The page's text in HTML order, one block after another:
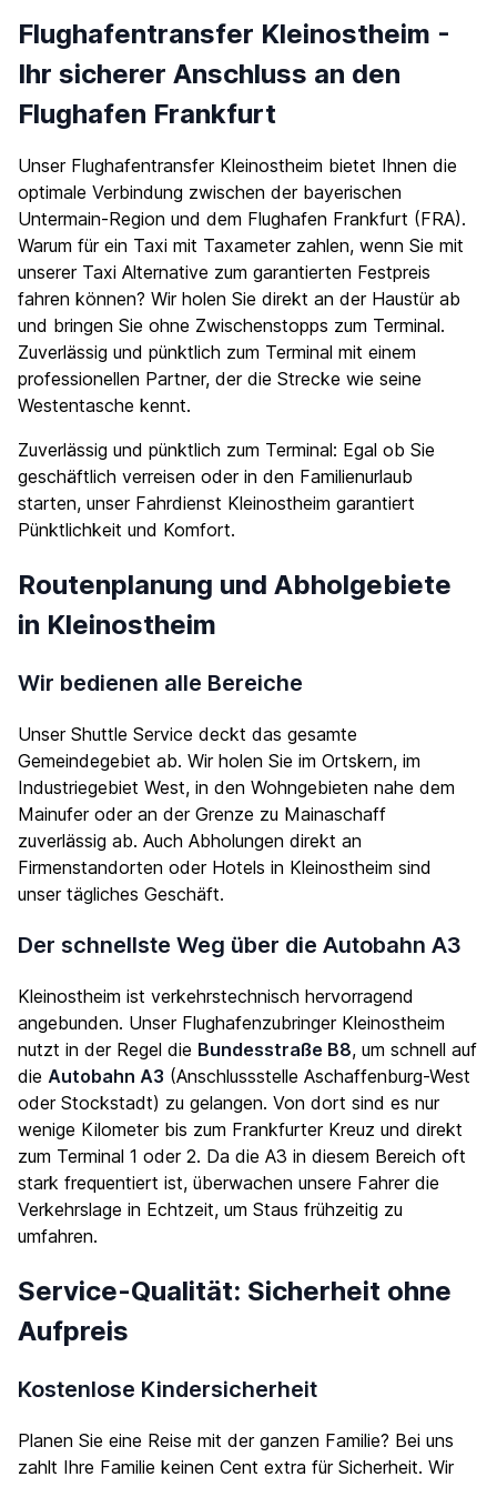
Flughafentransfer Kleinostheim -
Ihr sicherer Anschluss an den
Flughafen Frankfurt
Unser Flughafentransfer Kleinostheim bietet Ihnen die
optimale Verbindung zwischen der bayerischen
Untermain-Region und dem Flughafen Frankfurt (FRA).
Warum für ein Taxi mit Taxameter zahlen, wenn Sie mit
unserer Taxi Alternative zum garantierten Festpreis
fahren können? Wir holen Sie direkt an der Haustür ab
und bringen Sie ohne Zwischenstopps zum Terminal.
Zuverlässig und pünktlich zum Terminal mit einem
professionellen Partner, der die Strecke wie seine
Westentasche kennt.
Zuverlässig und pünktlich zum Terminal: Egal ob Sie
geschäftlich verreisen oder in den Familienurlaub
starten, unser Fahrdienst Kleinostheim garantiert
Pünktlichkeit und Komfort.
Routenplanung und Abholgebiete
in Kleinostheim
Wir bedienen alle Bereiche
Unser Shuttle Service deckt das gesamte
Gemeindegebiet ab. Wir holen Sie im Ortskern, im
Industriegebiet West, in den Wohngebieten nahe dem
Mainufer oder an der Grenze zu Mainaschaff
zuverlässig ab. Auch Abholungen direkt an
Firmenstandorten oder Hotels in Kleinostheim sind
unser tägliches Geschäft.
Der schnellste Weg über die Autobahn A3
Kleinostheim ist verkehrstechnisch hervorragend
angebunden. Unser Flughafenzubringer Kleinostheim
nutzt in der Regel die Bundesstraße B8, um schnell auf
die Autobahn A3 (Anschlussstelle Aschaffenburg-West
oder Stockstadt) zu gelangen. Von dort sind es nur
wenige Kilometer bis zum Frankfurter Kreuz und direkt
zum Terminal 1 oder 2. Da die A3 in diesem Bereich oft
stark frequentiert ist, überwachen unsere Fahrer die
Verkehrslage in Echtzeit, um Staus frühzeitig zu
umfahren.
Service-Qualität: Sicherheit ohne
Aufpreis
Kostenlose Kindersicherheit
Planen Sie eine Reise mit der ganzen Familie? Bei uns
zahlt Ihre Familie keinen Cent extra für Sicherheit. Wir